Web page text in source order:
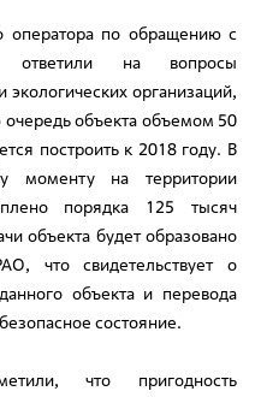
оператора по обращению с
ответили на вопросы
организаций,
очередь объекта объемом 50
построить к 2018 году. В
на территории
порядка 125 тысяч
объекта будет образовано
что свидетельствует о
объекта и перевода
состояние.
что пригодность